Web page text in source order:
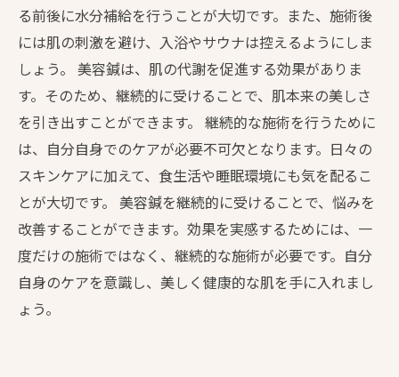
る前後に水分補給を行うことが大切です。また、施術後
には肌の刺激を避け、入浴やサウナは控えるようにしま
しょう。 美容鍼は、肌の代謝を促進する効果がありま
す。そのため、継続的に受けることで、肌本来の美しさ
を引き出すことができます。 継続的な施術を行うために
は、自分自身でのケアが必要不可欠となります。日々の
スキンケアに加えて、食生活や睡眠環境にも気を配るこ
とが大切です。 美容鍼を継続的に受けることで、悩みを
改善することができます。効果を実感するためには、一
度だけの施術ではなく、継続的な施術が必要です。自分
自身のケアを意識し、美しく健康的な肌を手に入れまし
ょう。